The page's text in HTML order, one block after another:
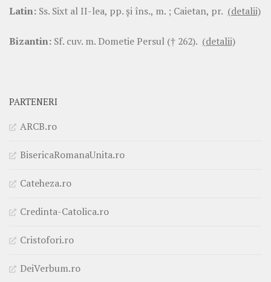
Latin: Ss. Sixt al II-lea, pp. şi îns., m. ; Caietan, pr. (detalii)
Bizantin: Sf. cuv. m. Dometie Persul († 262). (detalii)
PARTENERI
ARCB.ro
BisericaRomanaUnita.ro
Cateheza.ro
Credinta-Catolica.ro
Cristofori.ro
DeiVerbum.ro